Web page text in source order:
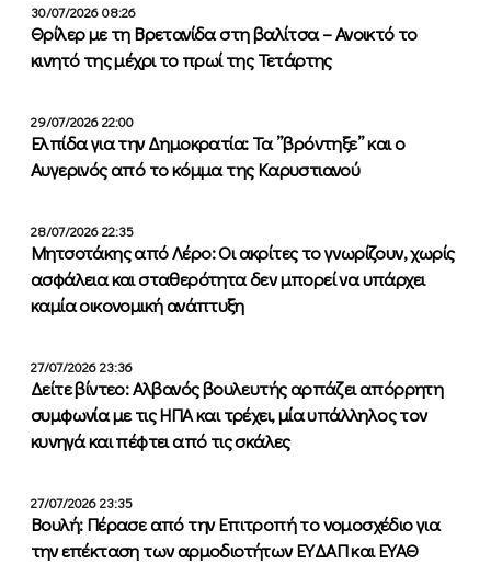
30/07/2026 08:26
Θρίλερ με τη Βρετανίδα στη βαλίτσα – Ανοικτό το
κινητό της μέχρι το πρωί της Τετάρτης
29/07/2026 22:00
Ελπίδα για την Δημοκρατία: Τα ”βρόντηξε” και ο
Αυγερινός από το κόμμα της Καρυστιανού
28/07/2026 22:35
Μητσοτάκης από Λέρο: Οι ακρίτες το γνωρίζουν, χωρίς
ασφάλεια και σταθερότητα δεν μπορεί να υπάρχει
καμία οικονομική ανάπτυξη
27/07/2026 23:36
Δείτε βίντεο: Αλβανός βουλευτής αρπάζει απόρρητη
συμφωνία με τις ΗΠΑ και τρέχει, μία υπάλληλος τον
κυνηγά και πέφτει από τις σκάλες
27/07/2026 23:35
Βουλή: Πέρασε από την Επιτροπή το νομοσχέδιο για
την επέκταση των αρμοδιοτήτων ΕΥΔΑΠ και ΕΥΑΘ